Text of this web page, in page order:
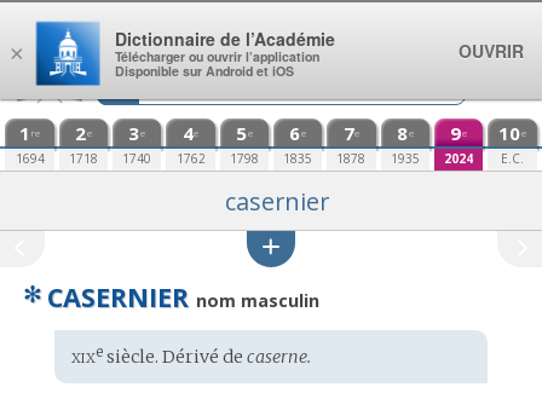
Aller au contenu
1 re
1694
2e
1718
3e
1740
4e
1762
5e
1798
6e
1835
7e
1878
8e
1935
9e
2024
10e
E.C.
casernier
✻ CASERNIER nom masculin
Étymologie
:
xixesiècle. Dérivé de caserne.
×
Dictionnaire de l’Académie
Télécharger ou ouvrir l’application
Disponible sur Android et iOS
OUVRIR